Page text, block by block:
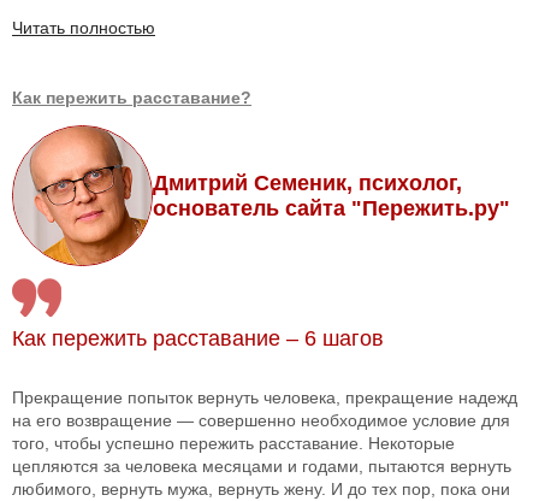
Читать полностью
Как пережить расставание?
Дмитрий Семеник, психолог,
основатель сайта "Пережить.ру"
Как пережить расставание – 6 шагов
Прекращение попыток вернуть человека, прекращение надежд
на его возвращение — совершенно необходимое условие для
того, чтобы успешно пережить расставание. Некоторые
цепляются за человека месяцами и годами, пытаются вернуть
любимого, вернуть мужа, вернуть жену. И до тех пор, пока они